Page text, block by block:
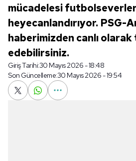
mücadelesi
heyecanlandırıyor. PSG-
haberimizden canlı
edebilirsiniz.
Giriş Tarihi:30 Mayıs 2026 - 18:48
Son Güncelleme:30 Mayıs 2026 - 19:54